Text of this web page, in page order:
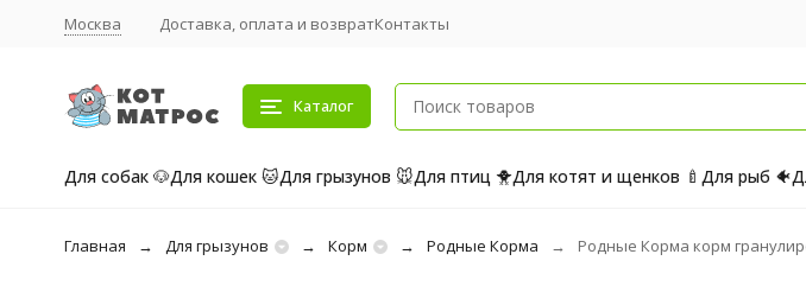
Москва Доставка, оплата и возвратКонтакты
Каталог
Для собак 🐶Для кошек 🐱Для грызунов 🐭Для птиц 🐥Для котят и щенков 🍼 Для рыб 🐠
Главная Для грызунов Корм Родные Корма Родные Корма корм